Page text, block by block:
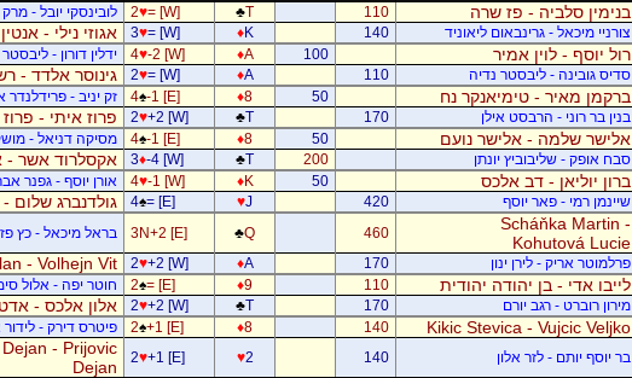
בנימין סלביה - פז שרה 110
♣T
2♥= [W] לובינסקי יובל -
צורניי מיכאל - גרינבאום ליאוניד
140
♦K
3♥= [W] אגוזי נילי -
רול יוסף - לוין אמיר 100
♦A
4♥-2 [W] ידלין דורון - ליבסטר
סדיס גובינה - ליבסטר נדיה
110
♦A
2♥= [W] גינוסר אלדד -
ברקמן מאיר - טימיאנקר נח 50
♦8
4♠-1 [E] זק יניב - פרידלנדר
בנין בר רוני - הרבסט אילן
170
♣T
2♥+2 [W] פרוז איתי -
אלישר שלמה - אלישר נועם 50
♦8
4♠-1 [E] מסיקה דניאל -
סבח אופק - שליבוביץ יונתן
200
♣T
3♦-4 [W] אקסלרוד אשר -
ברון יוליאן - דב אלכס 50
♦K
4♥-1 [W] אורן יוסף - גפנר
שיינמן רמי - פאר יוסף
420
♥J
4♠= [E] גולדנברג שלום
Scháňka Martin -
Kohutová Lucie
460
♣Q
3N+2 [E] בראל מיכאל - כץ פז
פרלמוטר אריק - לירן ינון
170
♦A
2♥+2 [W]
- Volhejn Vit
לייבו אדי - בן יהודה יהודית 110
♦9
2♠= [E] חוטר יפה - אלול
מירון רוברט - רגב יורם
170
♣T
2♥+2 [W] אלון אלכס -
Kikic Stevica - Vujcic Veljko
140
♦8
2♠+1 [E] פיטרס דירק - לידור
בר יוסף יותם - לזר אלון
140
♥2
2♥+1 [E]
- Prijovic
Dejan